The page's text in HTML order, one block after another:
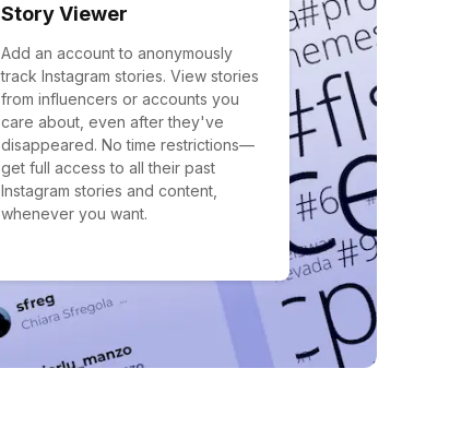
Story Viewer
Add an account to anonymously
track Instagram stories. View stories
from influencers or accounts you
care about, even after they've
disappeared. No time restrictions—
get full access to all their past
Instagram stories and content,
whenever you want.